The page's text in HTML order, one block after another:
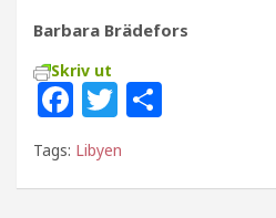
Barbara Brädefors
Skriv ut
F
a
c
e
T
w
itt
e
Tags: Libyen